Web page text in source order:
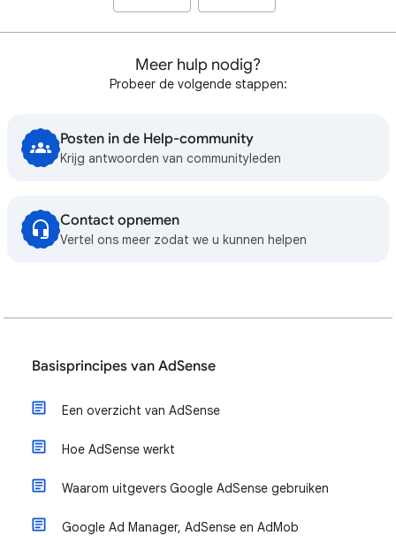
Meer hulp nodig?
Probeer de volgende stappen:
Posten in de Help-community
Krijg antwoorden van communityleden
Contact opnemen
Vertel ons meer zodat we u kunnen helpen
Basisprincipes van AdSense
Een overzicht van AdSense
Hoe AdSense werkt
Waarom uitgevers Google AdSense gebruiken
Google Ad Manager, AdSense en AdMob